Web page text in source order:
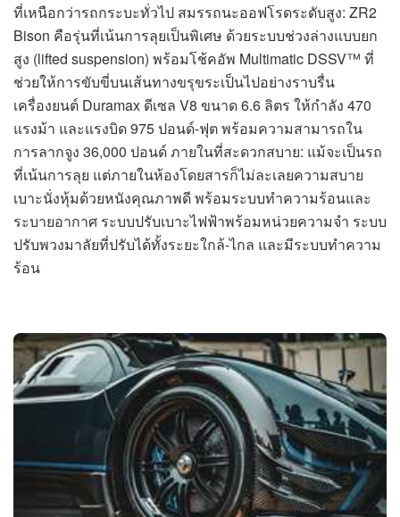
ที่เหนือกว่ารถกระบะทั่วไป สมรรถนะออฟโรดระดับสูง: ZR2
Bison คือรุ่นที่เน้นการลุยเป็นพิเศษ ด้วยระบบช่วงล่างแบบยก
สูง (lifted suspension) พร้อมโช้คอัพ Multimatic DSSV™ ที่
ช่วยให้การขับขี่บนเส้นทางขรุขระเป็นไปอย่างราบรื่น
เครื่องยนต์ Duramax ดีเซล V8 ขนาด 6.6 ลิตร ให้กำลัง 470
แรงม้า และแรงบิด 975 ปอนด์-ฟุต พร้อมความสามารถใน
การลากจูง 36,000 ปอนด์ ภายในที่สะดวกสบาย: แม้จะเป็นรถ
ที่เน้นการลุย แต่ภายในห้องโดยสารก็ไม่ละเลยความสบาย
เบาะนั่งหุ้มด้วยหนังคุณภาพดี พร้อมระบบทำความร้อนและ
ระบายอากาศ ระบบปรับเบาะไฟฟ้าพร้อมหน่วยความจำ ระบบ
ปรับพวงมาลัยที่ปรับได้ทั้งระยะใกล้-ไกล และมีระบบทำความ
ร้อน